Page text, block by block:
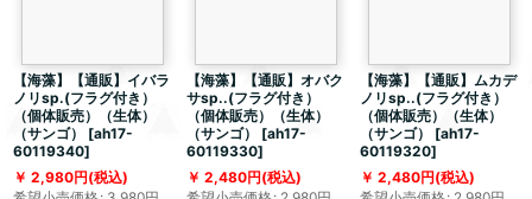
【海藻】【通販】イバラ
ノリsp.(フラグ付き）
（個体販売）（生体）
（サンゴ）
[ah17-
60119340]
2,980円(税込)
【海藻】【通販】オバク
サsp..(フラグ付き）
（個体販売）（生体）
（サンゴ）
[ah17-
60119330]
2,480円(税込)
【海藻】【通販】ムカデ
ノリsp..(フラグ付き）
（個体販売）（生体）
（サンゴ）
[ah17-
60119320]
2,480円(税込)